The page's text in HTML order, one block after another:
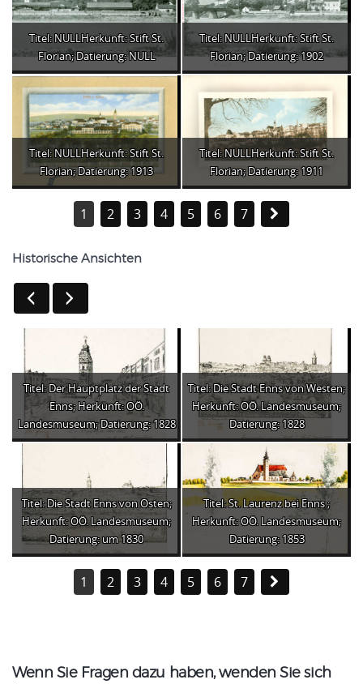
Titel: NULLHerkunft: Stift St.
Florian; Datierung: NULL
Titel: NULLHerkunft: Stift St.
Florian; Datierung: 1902
Titel: NULLHerkunft: Stift St.
Florian; Datierung: 1913
Titel: NULLHerkunft: Stift St.
Florian; Datierung: 1911
1 2 3 4 5 6 7
Historische Ansichten
Titel: Der Hauptplatz der Stadt
Enns; Herkunft: OÖ.
Landesmuseum; Datierung: 1828
Titel: Die Stadt Enns von Westen;
Herkunft: OÖ. Landesmuseum;
Datierung: 1828
Titel: Die Stadt Enns von Osten;
Herkunft: OÖ. Landesmuseum;
Datierung: um 1830
Titel: St. Laurenz bei Enns ;
Herkunft: OÖ. Landesmuseum;
Datierung: 1853
1 2 3 4 5 6 7
Wenn Sie Fragen dazu haben, wenden Sie sich